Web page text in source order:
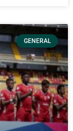
GENERAL